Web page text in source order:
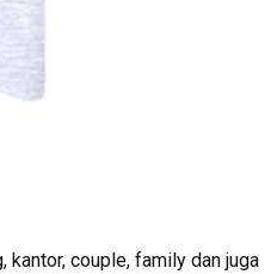
kantor, couple, family dan juga